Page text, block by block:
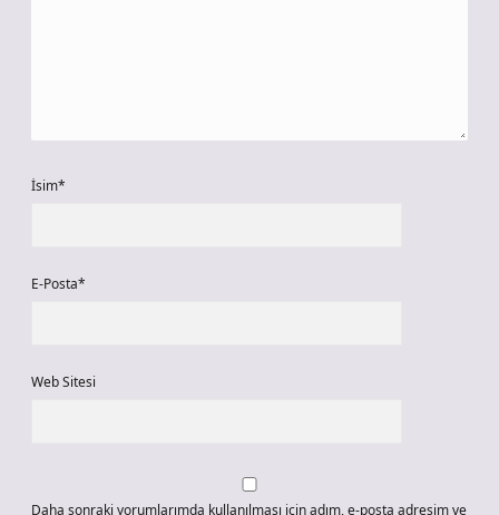
İsim*
E-Posta*
Web Sitesi
Daha sonraki yorumlarımda kullanılması için adım, e-posta adresim ve